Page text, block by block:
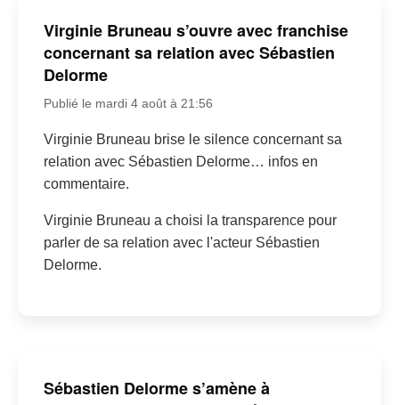
Virginie Bruneau s’ouvre avec franchise
concernant sa relation avec Sébastien
Delorme
Publié le mardi 4 août à 21:56
Virginie Bruneau brise le silence concernant sa
relation avec Sébastien Delorme… infos en
commentaire.
Virginie Bruneau a choisi la transparence pour
parler de sa relation avec l'acteur Sébastien
Delorme.
Sébastien Delorme s’amène à